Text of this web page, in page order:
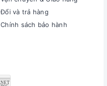
Đổi và trả hàng
Chính sách bảo hành